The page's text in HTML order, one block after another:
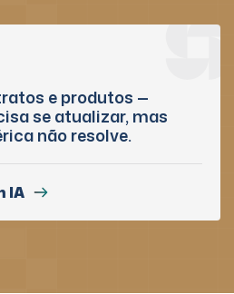
e produtos —
se atualizar, mas
não resolve.
IA